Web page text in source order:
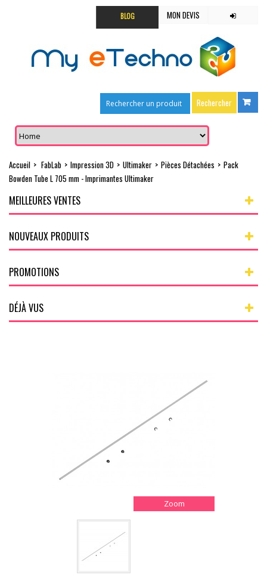
MON DEVIS
BLOG
Accueil > FabLab > Impression 3D > Ultimaker > Pièces Détachées > Pack
Bowden Tube L 705 mm - Imprimantes Ultimaker
MEILLEURES VENTES
NOUVEAUX PRODUITS
PROMOTIONS
DÉJÀ VUS
Zoom